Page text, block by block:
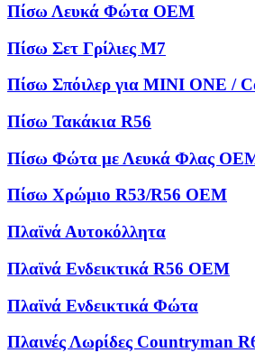
Πίσω Λευκά Φώτα OEM
Πίσω Σετ Γρίλιες M7
Πίσω Σπόιλερ για MINI ONE /
Πίσω Τακάκια R56
Πίσω Φώτα με Λευκά Φλας
Πίσω Χρώμιο R53/R56 OEM
Πλαϊνά Αυτοκόλλητα
Πλαϊνά Ενδεικτικά R56 OEM
Πλαϊνά Ενδεικτικά Φώτα
Πλαινές Λωρίδες Countryman